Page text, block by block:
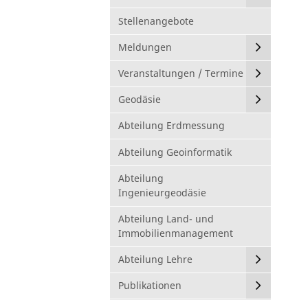
Stellenangebote
Meldungen
Veranstaltungen / Termine
Geodäsie
Abteilung Erdmessung
Abteilung Geoinformatik
Abteilung
Ingenieurgeodäsie
Abteilung Land- und
Immobilienmanagement
Abteilung Lehre
Publikationen